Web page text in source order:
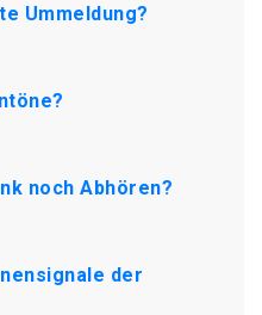
Ummeldung?
noch Abhören?
der